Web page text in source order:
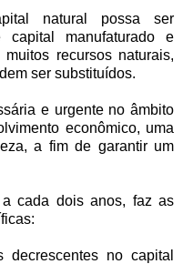
natural possa ser
capital manufaturado e
recursos naturais,
ser substituídos.
e urgente no âmbito
econômico, uma
a fim de garantir um
cada dois anos, faz as
decrescentes no capital